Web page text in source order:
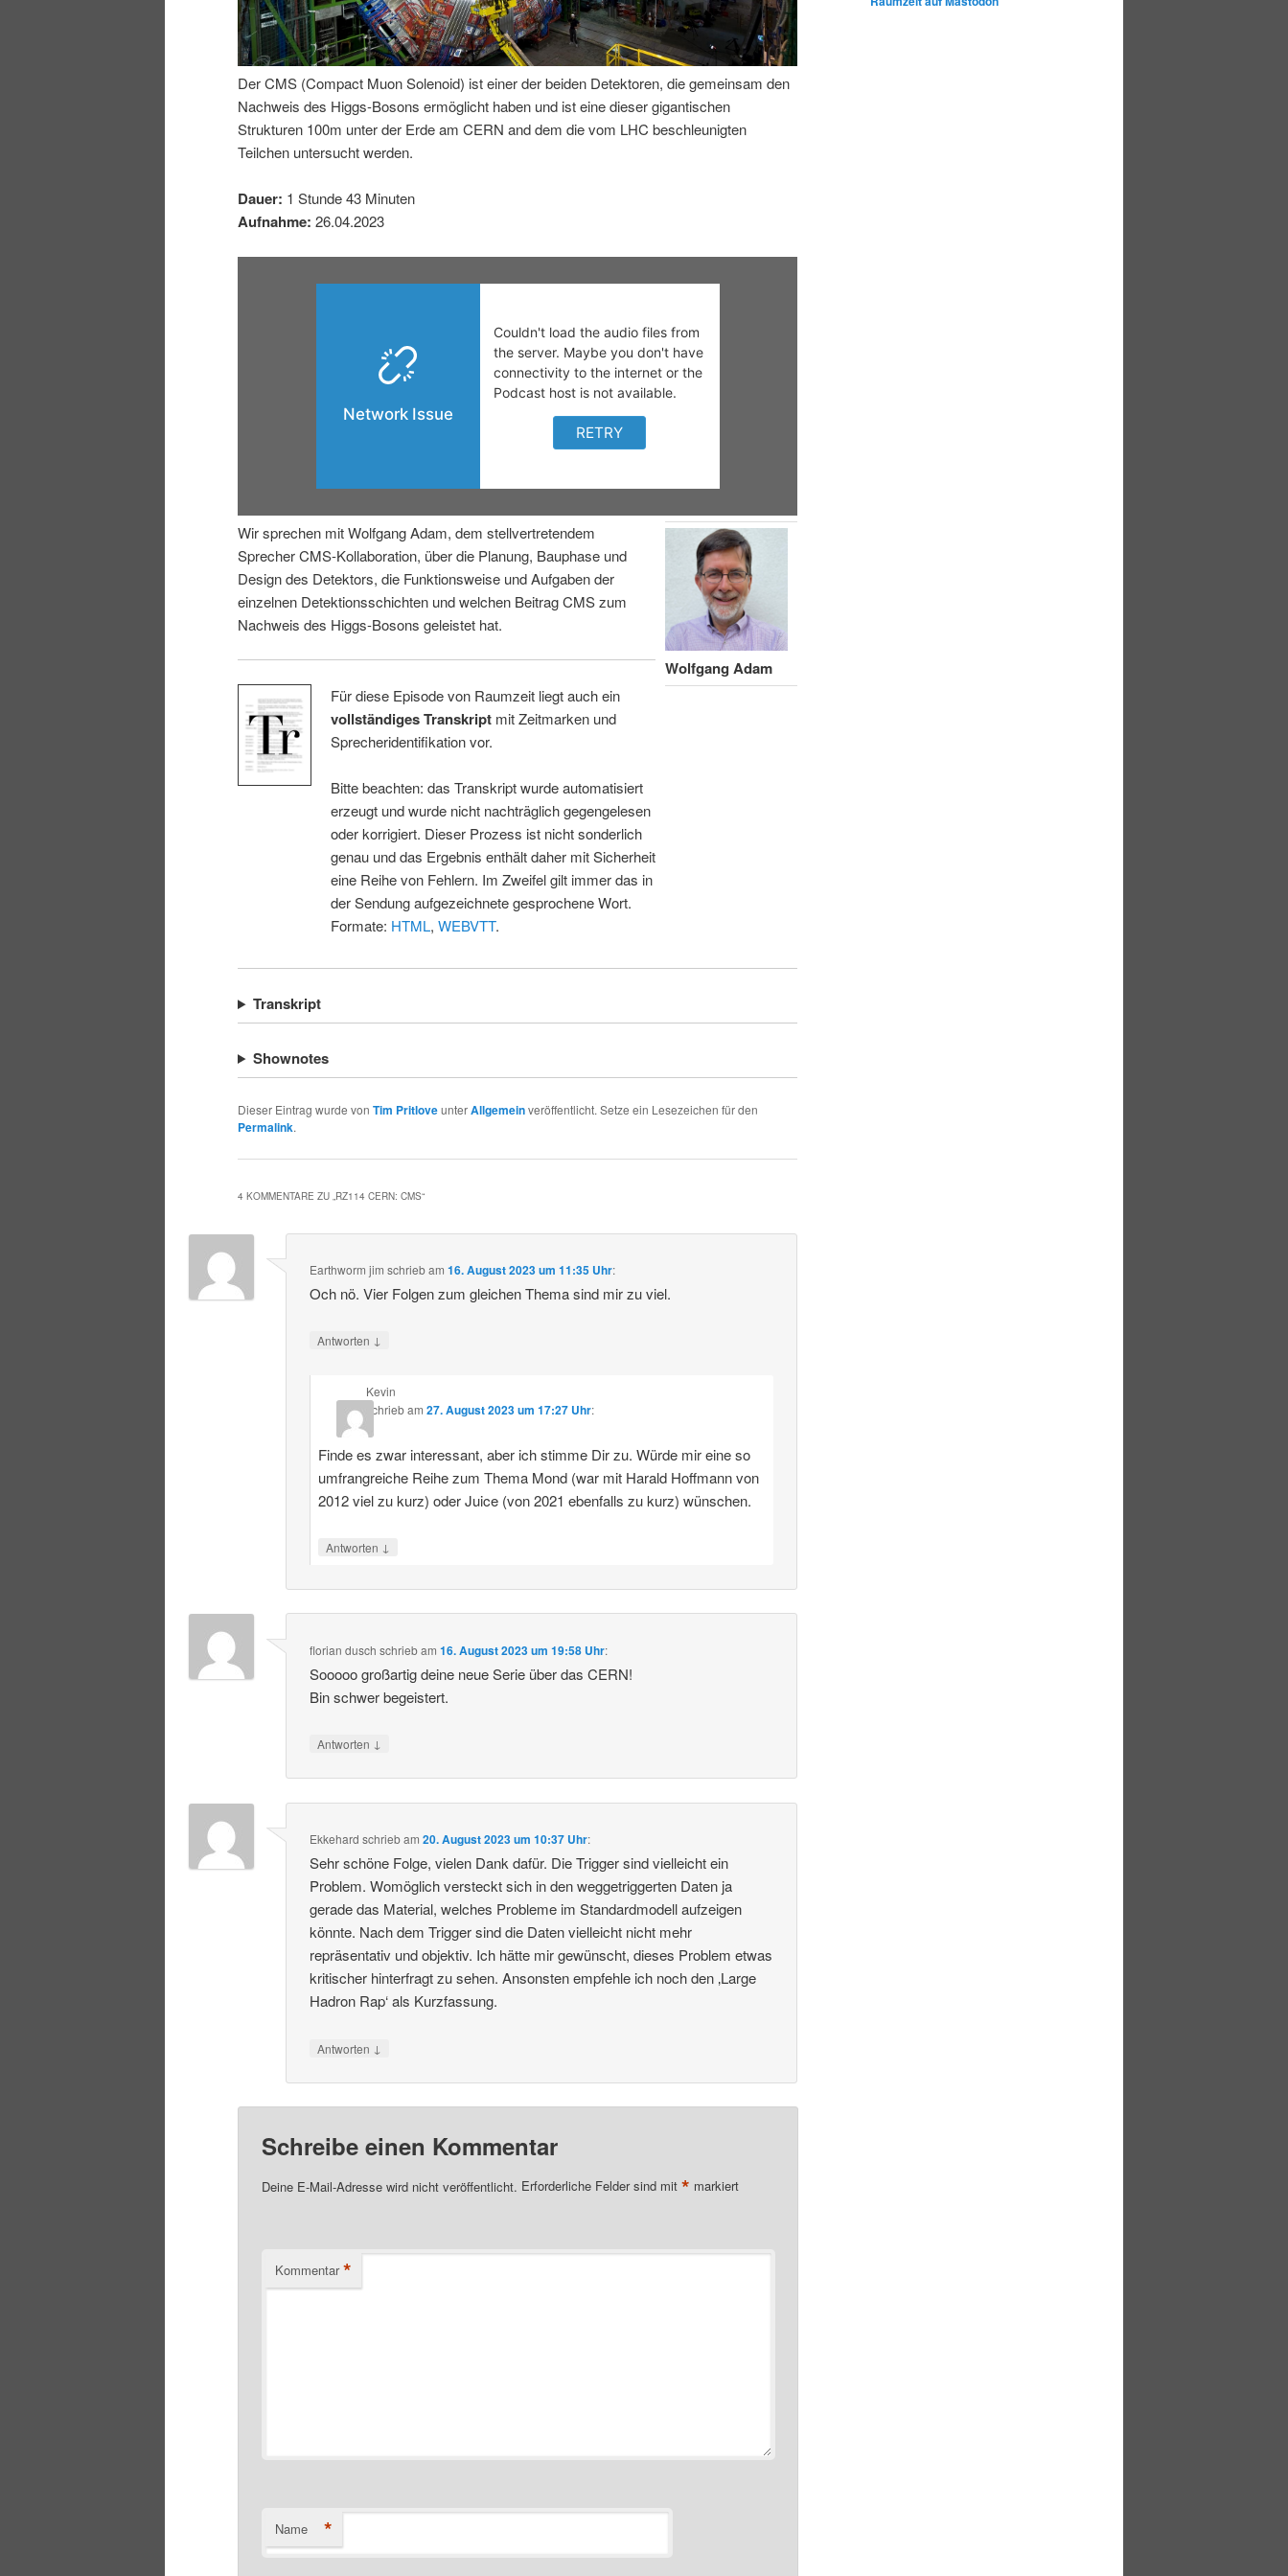
I
l
t
g
e
n
e
h
a
i
n
g
e
n
Der CMS (Compact Muon Solenoid) ist einer der beiden Detektoren, die gemeinsam den
Nachweis des Higgs-Bosons ermöglicht haben und ist eine dieser gigantischen
Strukturen 100m unter der Erde am CERN and dem die vom LHC beschleunigten
Teilchen untersucht werden.
Dauer: 1 Stunde 43 Minuten
Aufnahme: 26.04.2023
Wolfgang Adam
Wir sprechen mit Wolfgang Adam, dem stellvertretendem
Sprecher CMS-Kollaboration, über die Planung, Bauphase und
Design des Detektors, die Funktionsweise und Aufgaben der
einzelnen Detektionsschichten und welchen Beitrag CMS zum
Nachweis des Higgs-Bosons geleistet hat.
Für diese Episode von Raumzeit liegt auch ein
vollständiges Transkriptmit Zeitmarken und
Sprecheridentifikation vor.
Bitte beachten: das Transkript wurde automatisiert
erzeugt und wurde nicht nachträglich gegengelesen
oder korrigiert. Dieser Prozess ist nicht sonderlich
genau und das Ergebnis enthält daher mit Sicherheit
eine Reihe von Fehlern. Im Zweifel gilt immer das in
der Sendung aufgezeichnete gesprochene Wort.
Formate: HTML, WEBVTT.
Transkript
Shownotes
Dieser Eintrag wurde von Tim PritloveunterAllgemeinveröffentlicht. Setze ein Lesezeichen für den
Permalink.
4 KOMMENTARE ZU „ RZ114 CERN: CMS“
Earthworm jim schriebam16. August 2023 um 11:35 Uhr:
Och nö. Vier Folgen zum gleichen Thema sind mir zu viel.
Antworten ↓
Kevin
schriebam 27. August 2023 um 17:27 Uhr:
Finde es zwar interessant, aber ich stimme Dir zu. Würde mir eine so
umfrangreiche Reihe zum Thema Mond (war mit Harald Hoffmann von
2012 viel zu kurz) oder Juice (von 2021 ebenfalls zu kurz) wünschen.
Antworten ↓
florian dusch schriebam16. August 2023 um 19:58 Uhr:
Sooooo großartig deine neue Serie über das CERN!
Bin schwer begeistert.
Antworten ↓
Ekkehard schriebam20. August 2023 um 10:37 Uhr:
Sehr schöne Folge, vielen Dank dafür. Die Trigger sind vielleicht ein
Problem. Womöglich versteckt sich in den weggetriggerten Daten ja
gerade das Material, welches Probleme im Standardmodell aufzeigen
könnte. Nach dem Trigger sind die Daten vielleicht nicht mehr
repräsentativ und objektiv. Ich hätte mir gewünscht, dieses Problem etwas
kritischer hinterfragt zu sehen. Ansonsten empfehle ich noch den ‚Large
Hadron Rap‘ als Kurzfassung.
Antworten ↓
Schreibe einen Kommentar
Deine E-Mail-Adresse wird nicht veröffentlicht. Erforderliche Felder sind mit* markiert
Kommentar *
Name *